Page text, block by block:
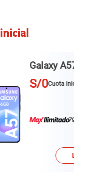
12 Cuotas
mensuales